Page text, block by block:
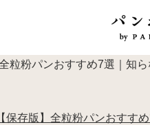
【保存版】全粒粉パンおすす